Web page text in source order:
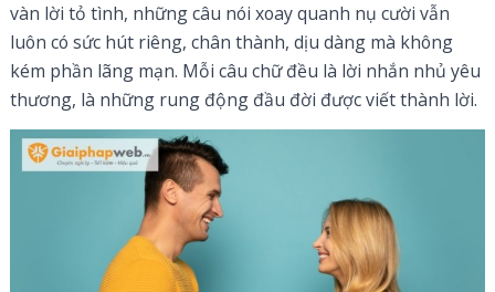
vàn lời tỏ tình, những câu nói xoay quanh nụ cười vẫn
luôn có sức hút riêng, chân thành, dịu dàng mà không
kém phần lãng mạn. Mỗi câu chữ đều là lời nhắn nhủ yêu
thương, là những rung động đầu đời được viết thành lời.